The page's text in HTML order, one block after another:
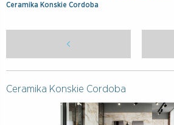
Ceramika Konskie Cordoba
Ceramika Konskie Cordoba